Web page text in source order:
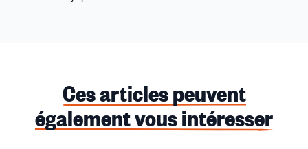
Ces articles peuvent
également vous intéresser